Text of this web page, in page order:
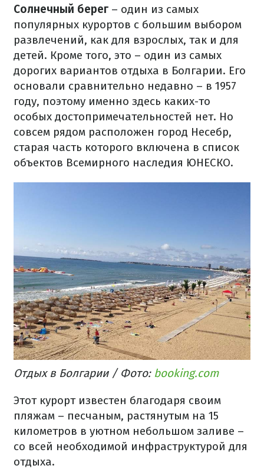
Солнечный берег – один из самых
популярных курортов с большим выбором
развлечений, как для взрослых, так и для
детей. Кроме того, это – один из самых
дорогих вариантов отдыха в Болгарии. Его
основали сравнительно недавно – в 1957
году, поэтому именно здесь каких-то
особых достопримечательностей нет. Но
совсем рядом расположен город Несебр,
старая часть которого включена в список
объектов Всемирного наследия ЮНЕСКО.
Отдых в Болгарии / Фото: booking.com
Этот курорт известен благодаря своим
пляжам – песчаным, растянутым на 15
километров в уютном небольшом заливе –
со всей необходимой инфраструктурой для
отдыха.